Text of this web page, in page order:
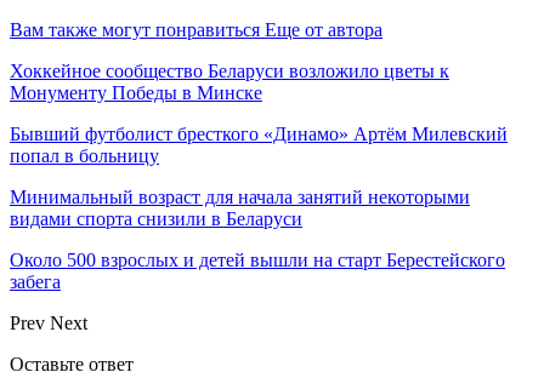
Вам также могут понравиться Еще от автора
Хоккейное сообщество Беларуси возложило цветы к
Монументу Победы в Минске
Бывший футболист бресткого «Динамо» Артём Милевский
попал в больницу
Минимальный возраст для начала занятий некоторыми
видами спорта снизили в Беларуси
Около 500 взрослых и детей вышли на старт Берестейского
забега
Prev Next
Оставьте ответ